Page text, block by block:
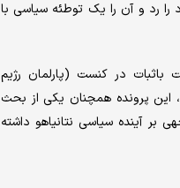
علیه خود را رد و آن را یک توطئه سیاسی با
در کنست (پارلمان رژیم
این پرونده همچنان یکی از بحث
بر آینده سیاسی نتانیاهو داشته